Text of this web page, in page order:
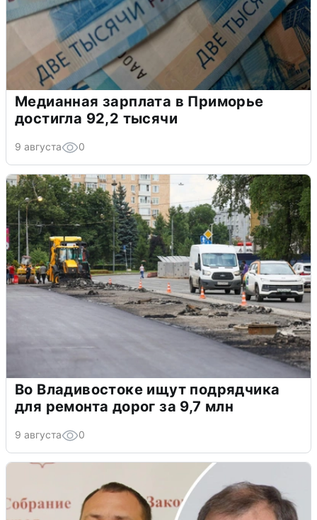
Медианная зарплата в Приморье
достигла 92,2 тысячи
9 августа 0
Во Владивостоке ищут подрядчика
для ремонта дорог за 9,7 млн
9 августа 0